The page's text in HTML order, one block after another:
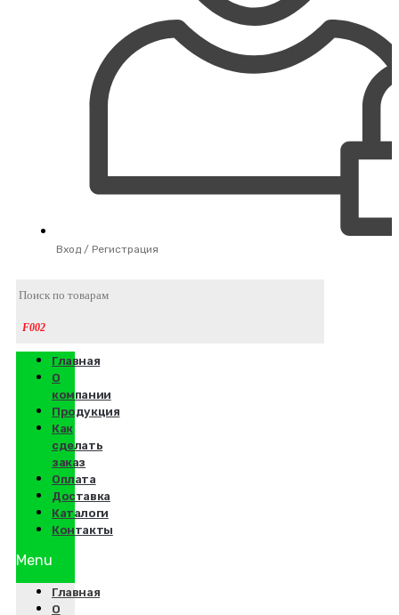
Вход / Регистрация
Главная
О
компании
Продукция
Как
сделать
заказ
Оплата
Доставка
Каталоги
Контакты
Menu
Главная
О